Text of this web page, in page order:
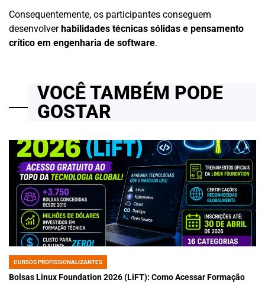
Consequentemente, os participantes conseguem
desenvolverhabilidades técnicas sólidas e pensamento
crítico em engenharia de software.
VOCÊ TAMBÉM PODE
GOSTAR
POSTED
IN
CURSOS PROFISSIONALIZANTES
Bolsas Linux Foundation 2026 (LiFT): Como Acessar Formação